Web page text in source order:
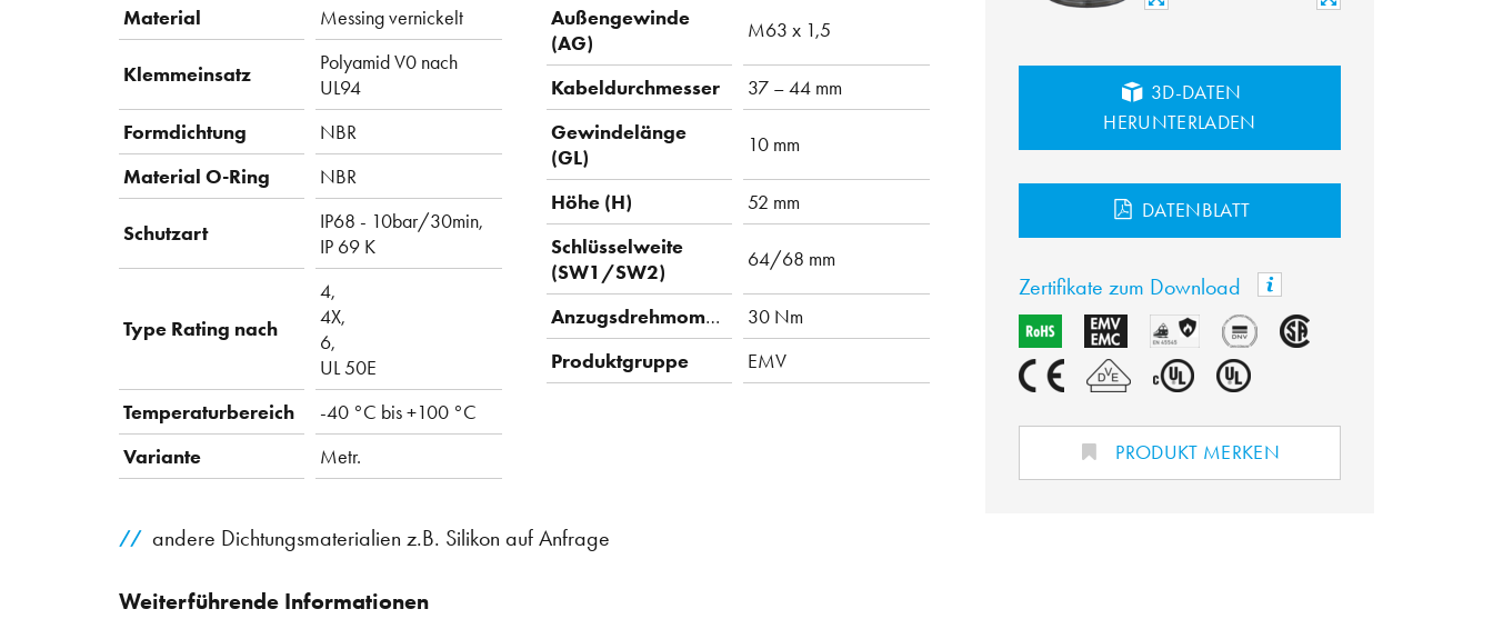
Material Messing vernickelt
Klemmeinsatz
Polyamid V0 nach
UL94
Formdichtung
NBR
Material O-Ring
NBR
Schutzart
IP68 - 10bar/30min,
IP 69 K
Type Rating nach
4,
4X,
6,
UL 50E
Temperaturbereich
-40 °C bis +100 °C
Variante
Metr.
Außengewinde
(AG)
M63 x 1,5
Kabeldurchmesser
37 – 44 mm
Gewindelänge
(GL)
10 mm
Höhe (H)
52 mm
Schlüsselweite
(SW1/SW2)
64/68 mm
Anzugsdrehmoment
30 Nm
Produktgruppe
EMV
andere Dichtungsmaterialien z.B. Silikon auf Anfrage
Weiterführende Informationen
3D-DATEN
HERUNTERLADEN
DATENBLATT
Zertifikate zum Download
PRODUKT MERKEN